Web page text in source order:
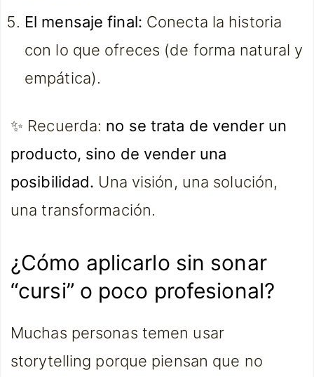
El mensaje final: Conecta la historia
con lo que ofreces (de forma natural y
empática).
✨ Recuerda: no se trata de vender un
producto, sino de vender una
posibilidad. Una visión, una solución,
una transformación.
¿Cómo aplicarlo sin sonar
“cursi” o poco profesional?
Muchas personas temen usar
storytelling porque piensan que no